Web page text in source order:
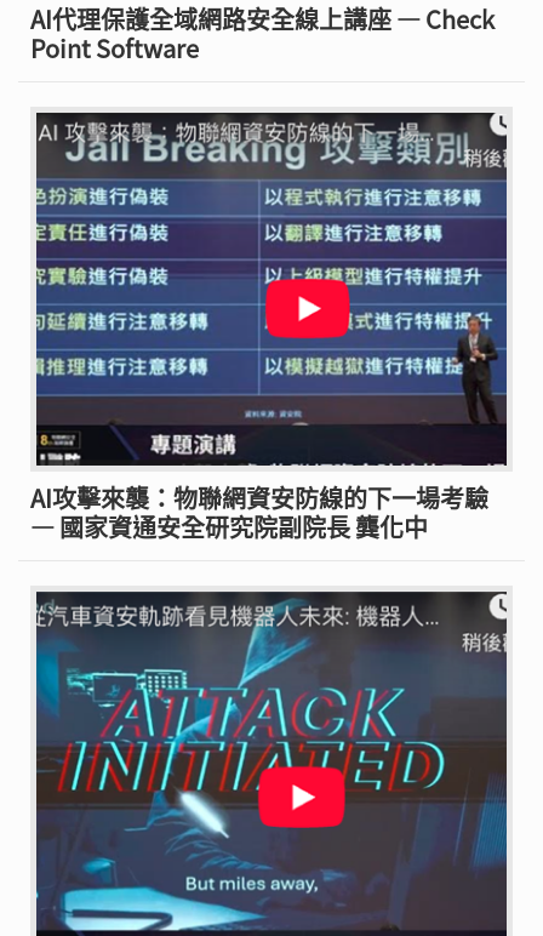
AI代理保護全域網路安全線上講座 — Check
Point Software
AI攻擊來襲：物聯網資安防線的下一場考驗
— 國家資通安全研究院副院長 龔化中